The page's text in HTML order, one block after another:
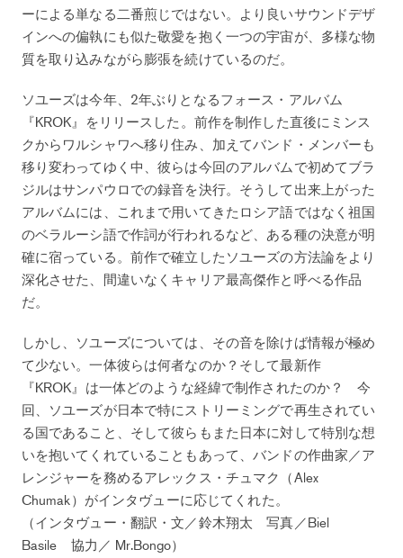
ーによる単なる二番煎じではない。より良いサウンドデザ
インへの偏執にも似た敬愛を抱く一つの宇宙が、多様な物
質を取り込みながら膨張を続けているのだ。
ソユーズは今年、2年ぶりとなるフォース・アルバム
『KROK』をリリースした。前作を制作した直後にミンス
クからワルシャワへ移り住み、加えてバンド・メンバーも
移り変わってゆく中、彼らは今回のアルバムで初めてブラ
ジルはサンパウロでの録音を決行。そうして出来上がった
アルバムには、これまで用いてきたロシア語ではなく祖国
のベラルーシ語で作詞が行われるなど、ある種の決意が明
確に宿っている。前作で確立したソユーズの方法論をより
深化させた、間違いなくキャリア最高傑作と呼べる作品
だ。
しかし、ソユーズについては、その音を除けば情報が極め
て少ない。一体彼らは何者なのか？そして最新作
『KROK』は一体どのような経緯で制作されたのか？ 今
回、ソユーズが日本で特にストリーミングで再生されてい
る国であること、そして彼らもまた日本に対して特別な想
いを抱いてくれていることもあって、バンドの作曲家／ア
レンジャーを務めるアレックス・チュマク（Alex
Chumak）がインタヴューに応じてくれた。
（インタヴュー・翻訳・文／鈴木翔太 写真／Biel
Basile 協力／ Mr.Bongo）